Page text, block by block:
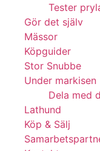
Tester
Gör det själv
Mässor
Köpguider
Stor Snubbe
Under markisen
Dela med
Lathund
Köp & Sälj